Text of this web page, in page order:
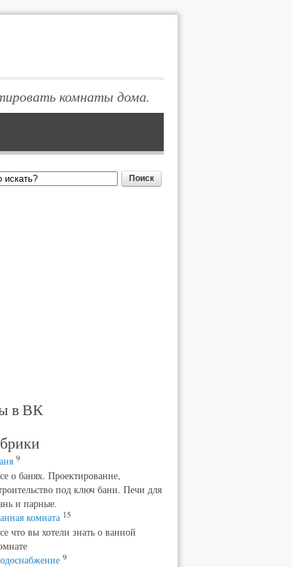
комнаты дома.
Поиск
в ВК
9
о банях. Проектирование,
под ключ бани. Печи для
и парные.
комната 15
что вы хотели знать о ванной
9